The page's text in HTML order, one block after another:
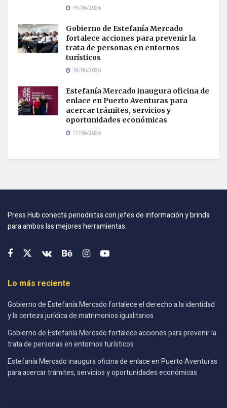
19/06/2026
Gobierno de Estefanía Mercado
fortalece acciones para prevenir la
trata de personas en entornos
turísticos
18/06/2026
Estefanía Mercado inaugura oficina de
enlace en Puerto Aventuras para
acercar trámites, servicios y
oportunidades económicas
17/06/2026
Press Hub conecta periodistas con jefes de información y brinda
para ambos las mejores herramientas.
Lo más reciente
Gobierno de Estefanía Mercado fortalece el derecho a la identidad
y la certeza jurídica de matrimonios igualitarios
Gobierno de Estefanía Mercado fortalece acciones para prevenir la
trata de personas en entornos turísticos
Estefanía Mercado inaugura oficina de enlace en Puerto Aventuras
para acercar trámites, servicios y oportunidades económicas